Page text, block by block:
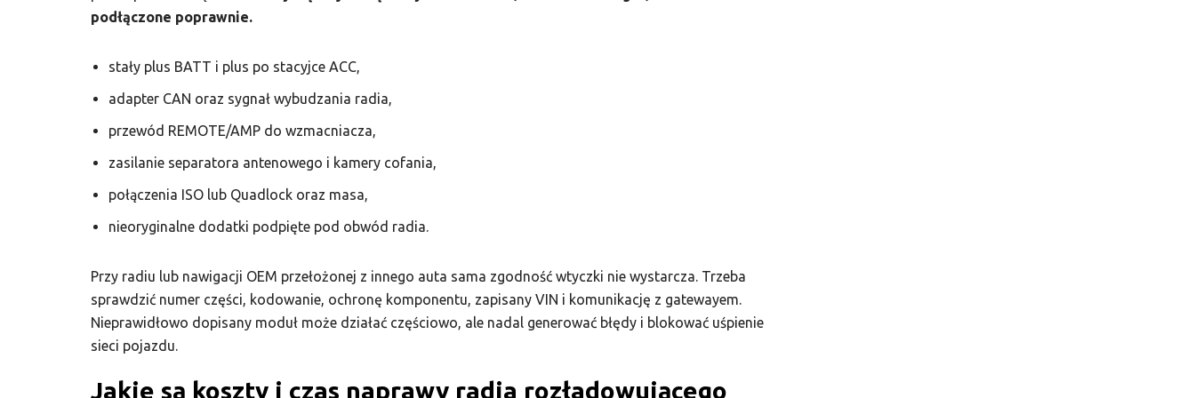
podłączone poprawnie.
stały plus BATT i plus po stacyjce ACC,
adapter CAN oraz sygnał wybudzania radia,
przewód REMOTE/AMP do wzmacniacza,
zasilanie separatora antenowego i kamery cofania,
połączenia ISO lub Quadlock oraz masa,
nieoryginalne dodatki podpięte pod obwód radia.
Przy radiu lub nawigacji OEM przełożonej z innego auta sama zgodność wtyczki nie wystarcza. Trzeba
sprawdzić numer części, kodowanie, ochronę komponentu, zapisany VIN i komunikację z gatewayem.
Nieprawidłowo dopisany moduł może działać częściowo, ale nadal generować błędy i blokować uśpienie
sieci pojazdu.
Jakie są koszty i czas naprawy radia rozładowującego